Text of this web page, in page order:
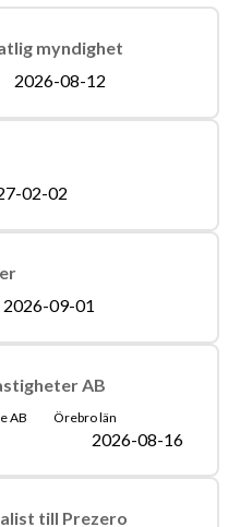
myndighet
2026-08-12
02-02
2026-09-01
AB
AB Örebro län
2026-08-16
till Prezero